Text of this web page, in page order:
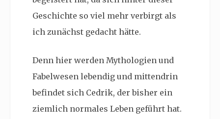
Geschichte so viel mehr verbirgt als
ich zunächst gedacht hätte.
Denn hier werden Mythologien und
Fabelwesen lebendig und mittendrin
befindet sich Cedrik, der bisher ein
ziemlich normales Leben geführt hat.